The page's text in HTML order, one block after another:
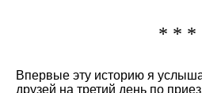
* * *
Впервые эту историю я
друзей на третий день по